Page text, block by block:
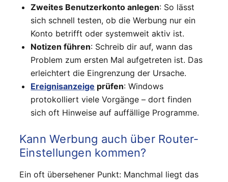
Zweites Benutzerkonto anlegen: So lässt
sich schnell testen, ob die Werbung nur ein
Konto betrifft oder systemweit aktiv ist.
Notizen führen: Schreib dir auf, wann das
Problem zum ersten Mal aufgetreten ist. Das
erleichtert die Eingrenzung der Ursache.
Ereignisanzeige prüfen: Windows
protokolliert viele Vorgänge – dort finden
sich oft Hinweise auf auffällige Programme.
Kann Werbung auch über Router-
Einstellungen kommen?
Ein oft übersehener Punkt: Manchmal liegt das